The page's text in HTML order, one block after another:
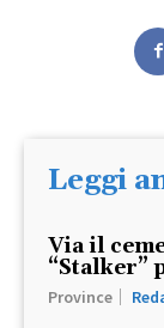
Leggi
Via il
“Stalker”
Province